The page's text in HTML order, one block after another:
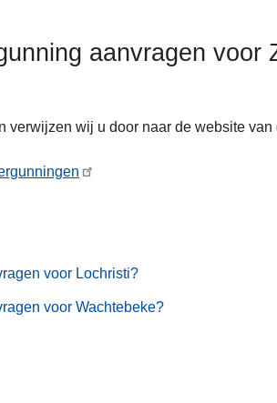
aanvragen voor
verwijzen wij u door naar de website
voor Lochristi?
voor Wachtebeke?